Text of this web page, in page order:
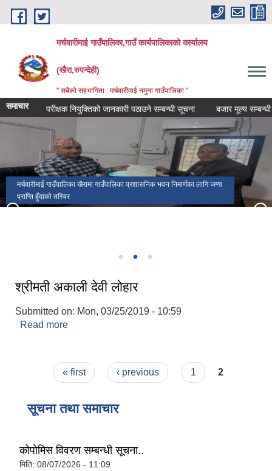
Skip to main content
मर्चवारीमाई गाउँपालिका,गाउँ कार्यपालिकाको कार्यालय
(खैरा,रुपन्देही)
" सबैको सहभागिता : मर्चवारीमाई नमुना गाउँपालिका "
समाचार
लेखा परीक्षक नियुक्तिको जानकारी पठाउने सम्बन्धी सूचना बजार मूल्य सम्बन्धी
मर्चवारीमाई गाउँपालिका खैरामा गाउँपालिका प्रशासनिक भवन निमार्णका लागि जग्गा
प्राप्ति हुँदाको तस्विर
श्रीमती अकाली देवी लोहार
Submitted on: Mon, 03/25/2019 - 10:59
Read more
Pages« first ‹ previous 1 2
सूचना तथा समाचार
कोपोमिस विवरण सम्बन्धी सूचना..
मिति: 08/07/2026 - 11:09